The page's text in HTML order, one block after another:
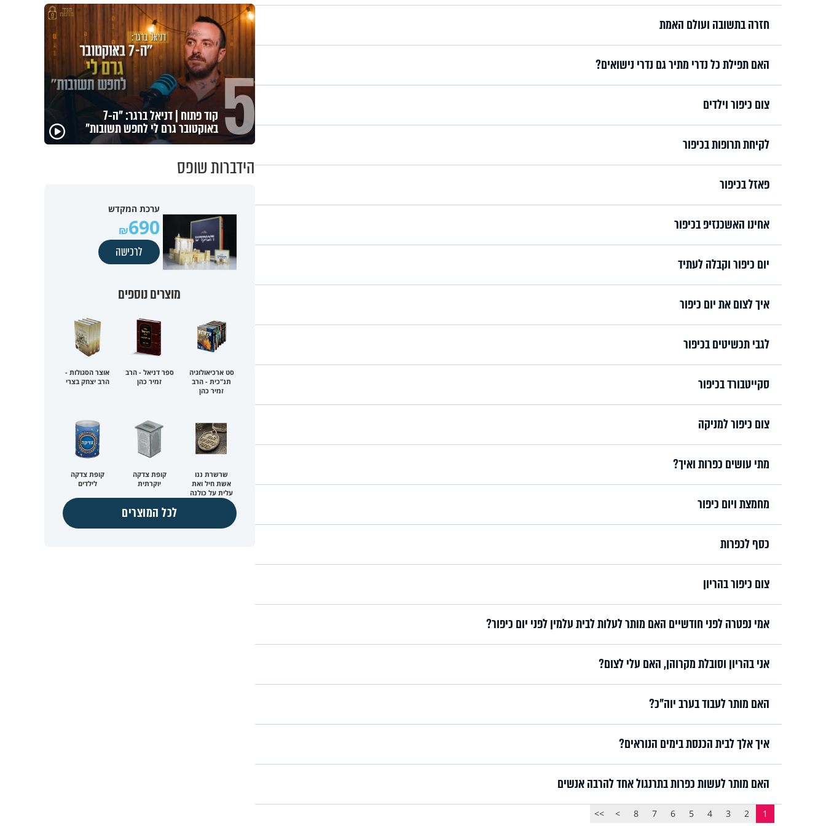
חזרה בתשובה ועולם האמת
האם תפילת כל נדרי מתיר גם נדרי נישואים?
צום כיפור וילדים
לקיחת תרופות בכיפור
פאזל בכיפור
אחינו האשכנזיפ בכיפור
יום כיפור וקבלה לעתיד
איך לצום את יום כיפור
לגבי תכשיטים בכיפור
סקייטבורד בכיפור
צום כיפור למניקה
מתי עושים כפרות ואיך?
מחמצת ויום כיפור
כסף לכפרות
צום כיפור בהריון
אמי נפטרה לפני חודשיים האם מותר לעלות לבית עלמין לפני יום כיפור?
אני בהריון וסובלת מקרוהן, האם עלי לצום?
האם מותר לעבוד בערב יוה"כ?
איך אלך לבית הכנסת בימים הנוראים?
האם מותר לעשות כפרות בתרנגול אחד להרבה אנשים
1
2
3
4
5
6
7
8
>
>>
"ניסו לחטוף אותי פעמיים": מוטי
כהנא בריאיון נוקב
הידברות שופס
ערכת המקדש
690
לרכישה
מוצרים נוספים
סט ארכיאולוגיה
תנ"כית - הרב
זמיר כהן
ספר דניאל - הרב
זמיר כהן
אוצר הסגולות -
הרב יצחק בצרי
שרשרת ננו
אשת חיל ואת
עלית על כולנה
קופת צדקה
יוקרתית
קופת צדקה
לילדים
לכל המוצרים